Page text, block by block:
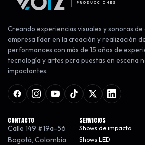
Creando experiencias visuales y sonoras de
empresa líder en la creación y realización
performances con más de 15 años de
tecnología y artes para puestas en escena
impactantes.
CONTACTO
Calle 149 #19a-56
Bogotá, Colombia
SERVICIOS
Shows de impacto
Shows LED